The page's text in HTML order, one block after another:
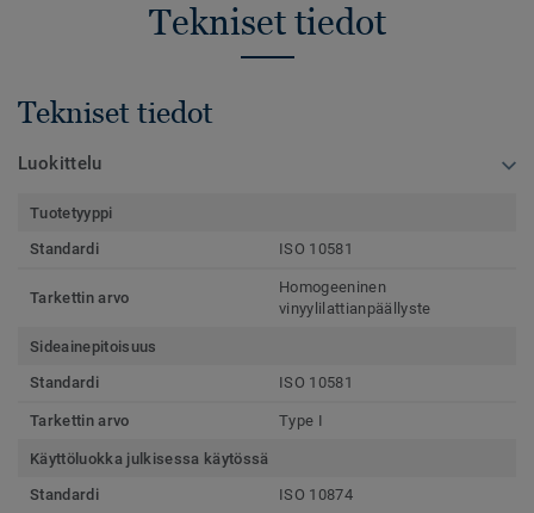
Tekniset tiedot
Tekniset tiedot
Luokittelu
Tuotetyyppi
Standardi
ISO 10581
Tarkettin arvo
Homogeeninen
vinyylilattianpäällyste
Sideainepitoisuus
Standardi
ISO 10581
Tarkettin arvo Type I
Käyttöluokka julkisessa käytössä
Standardi
ISO 10874